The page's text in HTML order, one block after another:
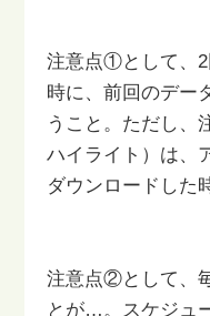
注意点①として、2
時に、前回のデー
うこと。 ただし、
ハイライト）は、
ダウンロードした
注意点②として、
とが…。 スケジュ